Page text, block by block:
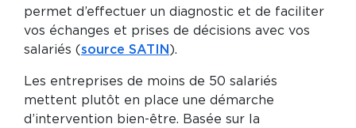
permet d’effectuer un diagnostic et de faciliter
vos échanges et prises de décisions avec vos
salariés (source SATIN ).
Les entreprises de moins de 50 salariés
mettent plutôt en place une démarche
d’intervention bien-être. Basée sur la